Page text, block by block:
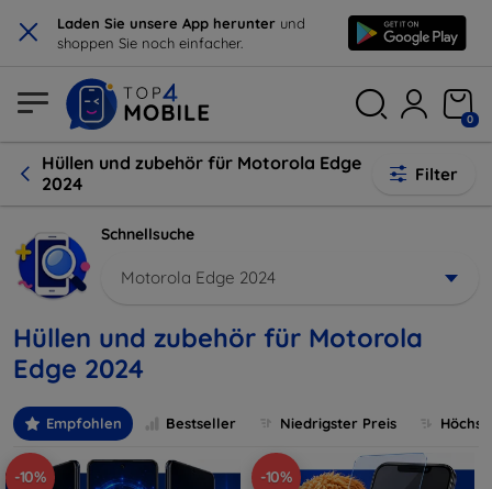
× Laden Sie unsere App herunter und
shoppen Sie noch einfacher.
0
Hüllen und zubehör für Motorola Edge
2024
Filter
Schnellsuche
Motorola Edge 2024
Hüllen und zubehör für Motorola
Edge 2024
Empfohlen Bestseller Niedrigster Preis
-10% -10%